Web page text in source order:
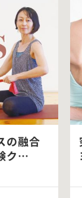
の融合
ク…